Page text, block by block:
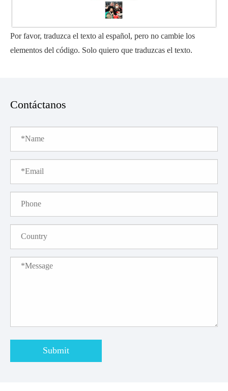
Por favor, traduzca el texto al español, pero no cambie los
elementos del código. Solo quiero que traduzcas el texto.
Contáctanos
Submit